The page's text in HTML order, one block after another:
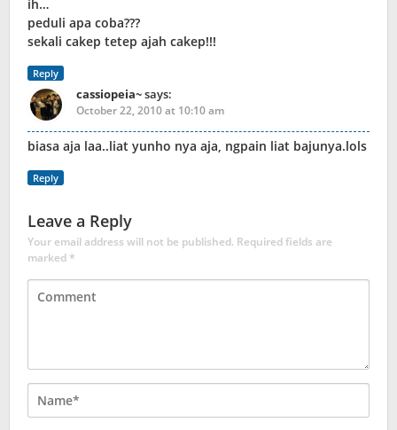
ih…
peduli apa coba???
sekali cakep tetep ajah cakep!!!
Reply
cassiopeia~says:
October 22, 2010 at 10:10 am
biasa aja laa..liat yunho nya aja, ngpain liat bajunya.lols
Reply
Leave a Reply
Your email address will not be published. Required fields are
marked*